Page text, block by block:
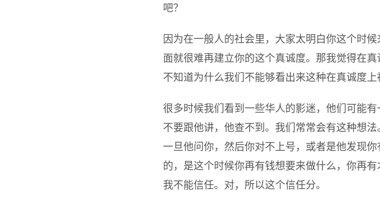
吧？
因为在一般人的社会里，大家太明白你这个时
面就很难再建立你的这个真诚度。那我觉得在
不知道为什么我们不能够看出来这种在真诚度上
很多时候我们看到一些华人的影迷，他们可能
不要跟他讲，他查不到。我们常常会有这种想
一旦他问你，然后你对不上号，或者是他发现
的，是这个时候你再有钱想要来做什么，你再
我不能信任。对，所以这个信任分。